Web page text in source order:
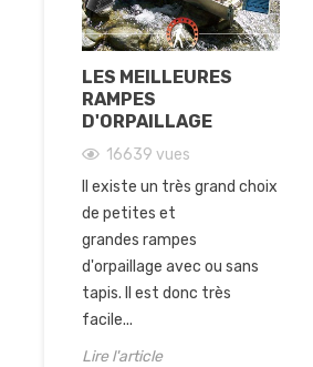
LES MEILLEURES
RAMPES
D'ORPAILLAGE
16639 vues
Il existe un très grand choix
de petites et
grandes rampes
d'orpaillage avec ou sans
tapis. Il est donc très
facile...
Lire l'article